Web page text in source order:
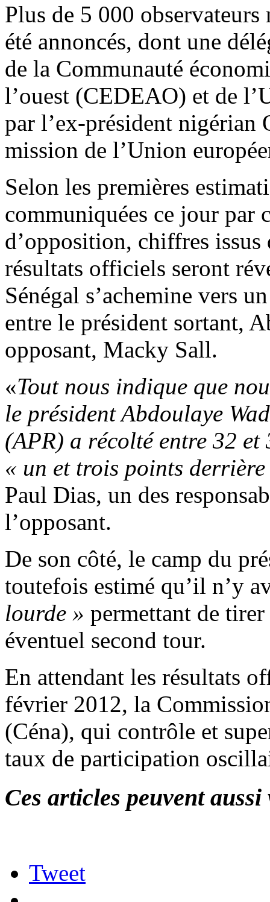
Plus de 5 000
été annoncés, dont une
de la Communauté
l’ouest (CEDEAO) et de
par l’ex-président nigérian
mission de l’Union
Selon les premières
communiquées ce jour par
d’opposition, chiffres
résultats officiels seront
Sénégal s’achemine vers
entre le président sortant,
opposant, Macky Sall.
«Tout nous indique que
le président Abdoulaye
(APR) a récolté entre 32 et
« un et trois points derrière
Paul Dias, un des
l’opposant.
De son côté, le camp du
toutefois estimé qu’il n’y
lourde » permettant de
éventuel second tour.
En attendant les résultats
février 2012, la
(Céna), qui contrôle et
taux de participation
Ces articles peuvent
Tweet